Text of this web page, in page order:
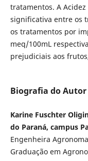
tratamentos. A
significativa entre os
os tratamentos por
meq/100mL
prejudiciais aos
Biografia do Autor
Karine Fuschter
do Paraná, campus
Engenheira
Graduação em